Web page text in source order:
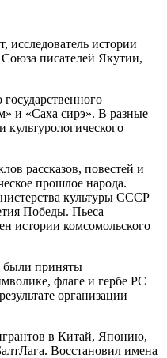
истории
писателей Якутии,
и «Саха сирэ». В разные
рассказов, повестей и
прошлое народа.
культуры СССР
Победы. Пьеса
истории комсомольского
были приняты
флаге и гербе РС
организации
в Китай, Японию,
Восстановил имена